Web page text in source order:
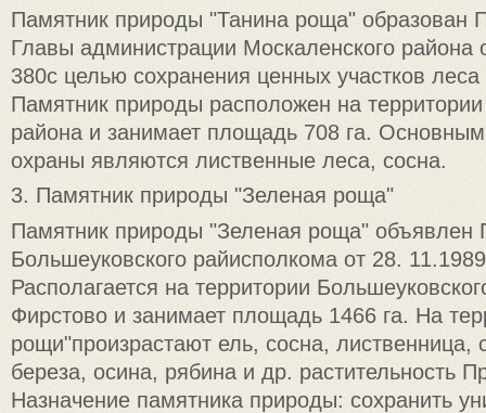
Памятник природы "Танина роща" образован
Главы администрации Москаленского района
380с целью сохранения ценных участков
Памятник природы расположен на
района и занимает площадь 708 га.
охраны являются лиственные леса, сосна.
3. Памятник природы "Зеленая роща"
Памятник природы "Зеленая роща" объявлен
Большеуковского райисполкома от 28.
Располагается на территории
Фирстово и занимает площадь 1466 га. На
рощи"произрастают ель, сосна, лиственница,
береза, осина, рябина и др. растительность
Назначение памятника природы: сохранить